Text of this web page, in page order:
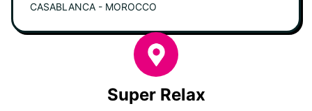
CASABLANCA - MOROCCO
Super Relax